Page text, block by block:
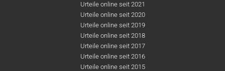
Urteile online seit 2021
Urteile online seit 2020
Urteile online seit 2019
Urteile online seit 2018
Urteile online seit 2017
Urteile online seit 2016
Urteile online seit 2015